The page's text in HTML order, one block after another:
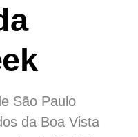
São Paulo
da Boa Vista